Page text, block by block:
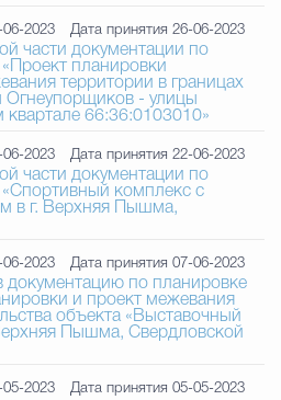
2023 Дата принятия 26-06-2023
части документации по
планировки
территории в границах
Огнеупорщиков - улицы
квартале 66:36:0103010»
2023 Дата принятия 22-06-2023
части документации по
комплекс с
2023 Дата принятия 07-06-2023
документацию по планировке
и проект межевания
объекта «Выставочный
Пышма, Свердловской
2023 Дата принятия 05-05-2023